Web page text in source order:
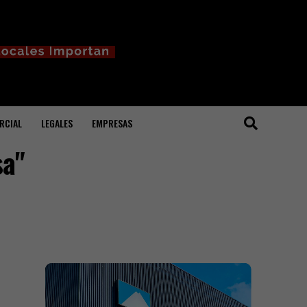
LEGALES EMPRESAS